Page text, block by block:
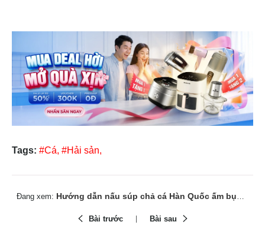
Tags: #Cá, #Hải sản,
Đang xem: Hướng dẫn nấu súp chả cá Hàn Quốc ấm bụng chuẩn vị
Bài trước Bài sau